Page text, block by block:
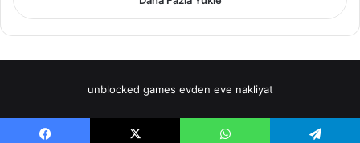
unblocked games evden eve nakliyat